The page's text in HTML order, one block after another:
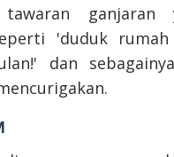
tawaran
'duduk
dan